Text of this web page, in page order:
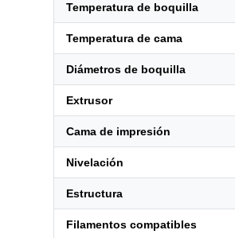
Temperatura de boquilla
Temperatura de cama
Diámetros de boquilla
Extrusor
Cama de impresión
Nivelación
Estructura
Filamentos compatibles